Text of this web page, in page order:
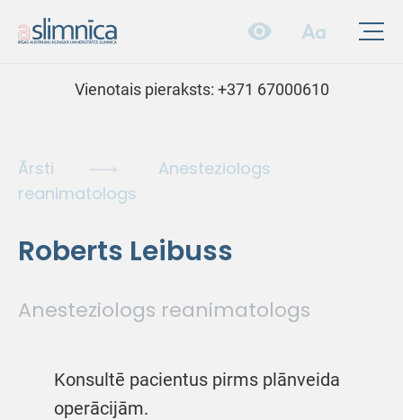
Vienotais pieraksts: +371 67000610
Ārsti
Anesteziologs
reanimatologs
Roberts Leibuss
Anesteziologs reanimatologs
Konsultē pacientus pirms plānveida
operācijām.